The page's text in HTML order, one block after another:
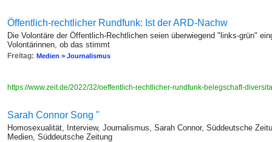
Öffentlich-rechtlicher Rundfunk: Ist der ARD-Nachw
Die Volontäre der Öffentlich-Rechtlichen seien überwiegend "links-grün"
Volontärinnen, ob das stimmt
Freitag: Medien > Journalismus
https://www.zeit.de/2022/32/oeffentlich-rechtlicher-rundfunk-belegschaft-
Sarah Connor Song "
Homosexualität, Interview, Journalismus, Sarah Connor, Süddeutsche
Medien, Süddeutsche Zeitung